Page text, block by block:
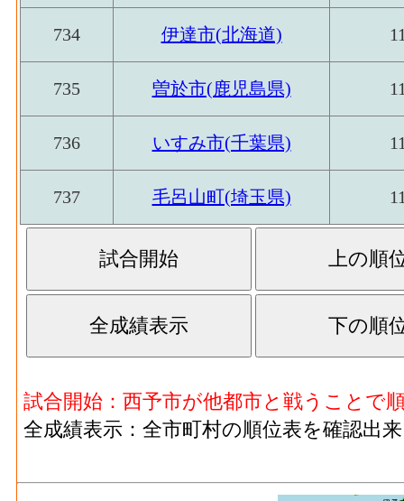
電気機械･事業所数
(2016)
電気機械･従業者数
輸送用機械･事業所数
(2016)
輸送用機械･従業者数
(2016)
その他･事業所数(2016)
その他･従業者数(2016)
業 の製造工程から生じた年間製造品出荷額
パルプ紙･粗付加価値額[百万円](2016)
：
の年間の製造品生産活動によって新規に
パルプ紙･有形固定資産年末現在高[百万円
製造所あるいは加工所の数
印刷･従業者数[人](2016)
：印刷・同関連
従業者、常用労働者の数
印刷･現金給与総額[百万円](2016)：印刷・
る者の人件費及び派遣受入者に係る人材
印刷･製造品出荷額等[百万円](2016)：印刷
生じた年間製造品出荷額
産活動によって新規に付加された価値
734 伊達市(北海道)
735 曽於市(鹿児島県)
736 いすみ市(千葉県)
737 毛呂山町(埼玉県)
試合開始：西予市が他都市と戦うことで
全成績表示：全市町村の順位表を確認出